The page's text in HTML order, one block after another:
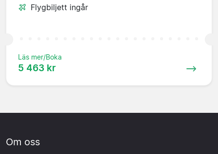
Flygbiljett ingår
Läs mer/Boka
5 463 kr
Om oss